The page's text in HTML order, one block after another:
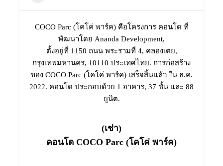
COCO Parc (โคโค่ พาร์ค) คือโครงการ คอนโด ที่
พัฒนาโดย Ananda Development,
ตั้งอยู่ที่ 1150 ถนน พระรามที่ 4, คลองเตย,
กรุงเทพมหานคร, 10110 ประเทศไทย. การก่อสร้าง
ของ COCO Parc (โคโค่ พาร์ค) เสร็จสิ้นแล้ว ใน ธ.ค.
2022. คอนโด ประกอบด้วย 1 อาคาร, 37 ชั้น และ 88
ยูนิต.
(เช่า)
คอนโด COCO Parc (โคโค่ พาร์ค)